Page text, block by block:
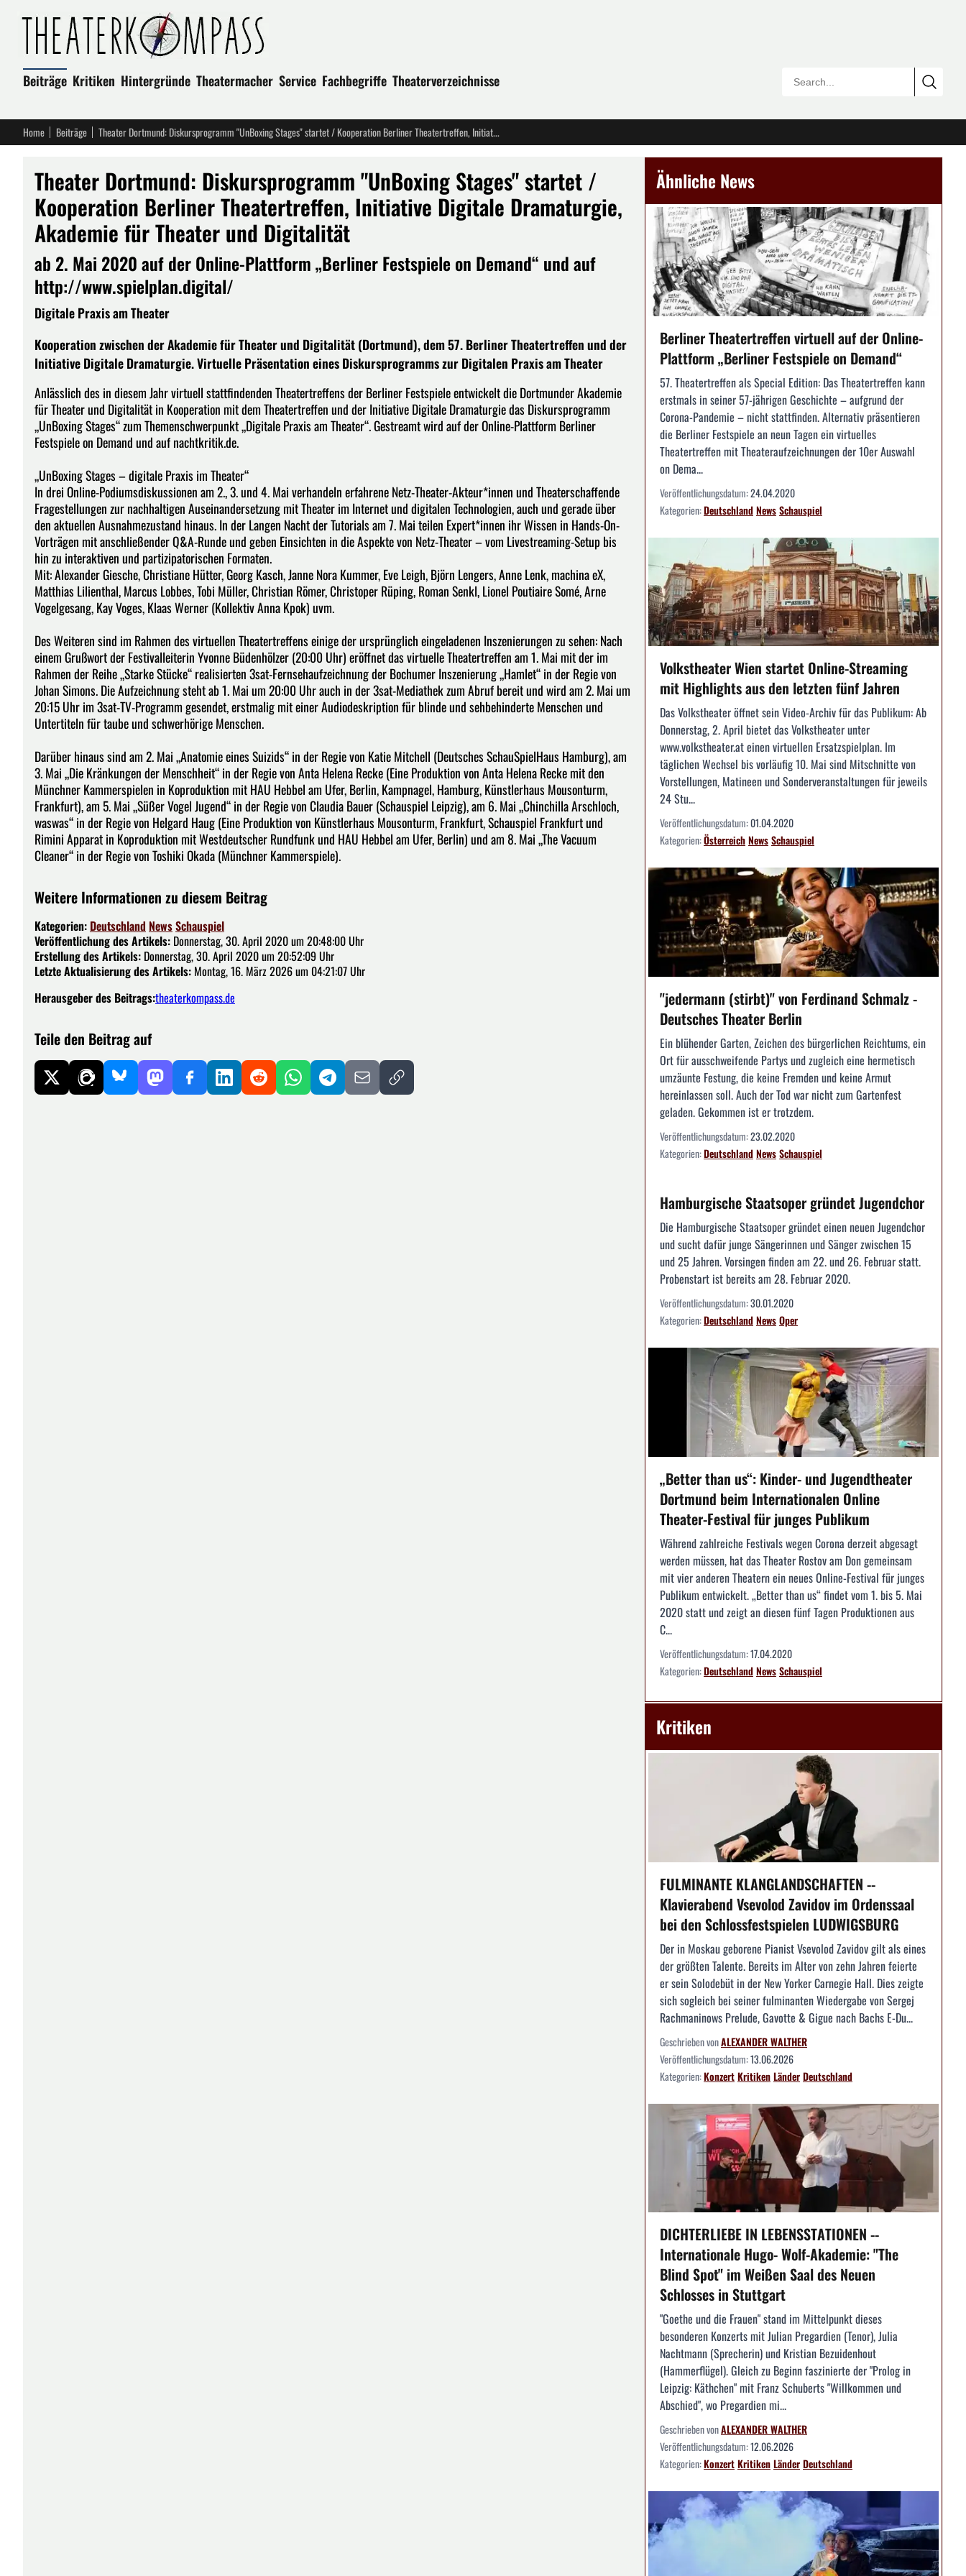
Beiträge Kritiken Hintergründe Theatermacher Service Fachbegriffe Theaterverzeichnisse
Home Beiträge Theater Dortmund: Diskursprogramm "UnBoxing Stages" startet / Kooperation Berliner Theatertreffen, Initiative Digitale Dramaturgie, Akademie für Theater und Digitalität
Theater Dortmund: Diskursprogramm "UnBoxing Stages" startet /
Kooperation Berliner Theatertreffen, Initiative Digitale Dramaturgie,
Akademie für Theater und Digitalität
ab 2. Mai 2020 auf der Online-Plattform „Berliner Festspiele on Demand“ und auf
http://www.spielplan.digital/
Digitale Praxis am Theater
Kooperation zwischen der Akademie für Theater und Digitalität (Dortmund), dem 57. Berliner Theatertreffen und der
Initiative Digitale Dramaturgie. Virtuelle Präsentation eines Diskursprogramms zur Digitalen Praxis am Theater
Anlässlich des in diesem Jahr virtuell stattfindenden Theatertreffens der Berliner Festspiele entwickelt die Dortmunder Akademie
für Theater und Digitalität in Kooperation mit dem Theatertreffen und der Initiative Digitale Dramaturgie das Diskursprogramm
„UnBoxing Stages“ zum Themenschwerpunkt „Digitale Praxis am Theater“. Gestreamt wird auf der Online-Plattform Berliner
Festspiele on Demand und auf nachtkritik.de.
„UnBoxing Stages – digitale Praxis im Theater“
In drei Online-Podiumsdiskussionen am 2., 3. und 4. Mai verhandeln erfahrene Netz-Theater-Akteur*innen und Theaterschaffende
Fragestellungen zur nachhaltigen Auseinandersetzung mit Theater im Internet und digitalen Technologien, auch und gerade über
den aktuellen Ausnahmezustand hinaus. In der Langen Nacht der Tutorials am 7. Mai teilen Expert*innen ihr Wissen in Hands-On-
Vorträgen mit anschließender Q&A-Runde und geben Einsichten in die Aspekte von Netz-Theater – vom Livestreaming-Setup bis
hin zu interaktiven und partizipatorischen Formaten.
Mit: Alexander Giesche, Christiane Hütter, Georg Kasch, Janne Nora Kummer, Eve Leigh, Björn Lengers, Anne Lenk, machina eX,
Matthias Lilienthal, Marcus Lobbes, Tobi Müller, Christian Römer, Christoper Rüping, Roman Senkl, Lionel Poutiaire Somé, Arne
Vogelgesang, Kay Voges, Klaas Werner (Kollektiv Anna Kpok) uvm.
Des Weiteren sind im Rahmen des virtuellen Theatertreffens einige der ursprünglich eingeladenen Inszenierungen zu sehen: Nach
einem Grußwort der Festivalleiterin Yvonne Büdenhölzer (20:00 Uhr) eröffnet das virtuelle Theatertreffen am 1. Mai mit der im
Rahmen der Reihe „Starke Stücke“ realisierten 3sat-Fernsehaufzeichnung der Bochumer Inszenierung „Hamlet“ in der Regie von
Johan Simons. Die Aufzeichnung steht ab 1. Mai um 20:00 Uhr auch in der 3sat-Mediathek zum Abruf bereit und wird am 2. Mai um
20:15 Uhr im 3sat-TV-Programm gesendet, erstmalig mit einer Audiodeskription für blinde und sehbehinderte Menschen und
Untertiteln für taube und schwerhörige Menschen.
Darüber hinaus sind am 2. Mai „Anatomie eines Suizids“ in der Regie von Katie Mitchell (Deutsches SchauSpielHaus Hamburg), am
3. Mai „Die Kränkungen der Menschheit“ in der Regie von Anta Helena Recke (Eine Produktion von Anta Helena Recke mit den
Münchner Kammerspielen in Koproduktion mit HAU Hebbel am Ufer, Berlin, Kampnagel, Hamburg, Künstlerhaus Mousonturm,
Frankfurt), am 5. Mai „Süßer Vogel Jugend“ in der Regie von Claudia Bauer (Schauspiel Leipzig), am 6. Mai „Chinchilla Arschloch,
waswas“ in der Regie von Helgard Haug (Eine Produktion von Künstlerhaus Mousonturm, Frankfurt, Schauspiel Frankfurt und
Rimini Apparat in Koproduktion mit Westdeutscher Rundfunk und HAU Hebbel am Ufer, Berlin) und am 8. Mai „The Vacuum
Cleaner“ in der Regie von Toshiki Okada (Münchner Kammerspiele).
Weitere Informationen zu diesem Beitrag
Kategorien: Deutschland NewsSchauspiel
Veröffentlichung des Artikels: Donnerstag, 30. April 2020 um 20:48:00 Uhr
Erstellung des Artikels: Donnerstag, 30. April 2020 um 20:52:09 Uhr
Letzte Aktualisierung des Artikels: Montag, 16. März 2026 um 04:21:07 Uhr
Herausgeber des Beitrags:theaterkompass.de
Teile den Beitrag auf
Ähnliche News
Berliner Theatertreffen virtuell auf der Online-
Plattform „Berliner Festspiele on Demand“
57. Theatertreffen als Special Edition: Das Theatertreffen kann
erstmals in seiner 57-jährigen Geschichte – aufgrund der
Corona-Pandemie – nicht stattfinden. Alternativ präsentieren
die Berliner Festspiele an neun Tagen ein virtuelles
Theatertreffen mit Theateraufzeichnungen der 10er Auswahl
on Dema...
Veröffentlichungsdatum:24.04.2020
Kategorien:DeutschlandNewsSchauspiel
Volkstheater Wien startet Online-Streaming
mit Highlights aus den letzten fünf Jahren
Das Volkstheater öffnet sein Video-Archiv für das Publikum: Ab
Donnerstag, 2. April bietet das Volkstheater unter
www.volkstheater.at einen virtuellen Ersatzspielplan. Im
täglichen Wechsel bis vorläufig 10. Mai sind Mitschnitte von
Vorstellungen, Matineen und Sonderveranstaltungen für jeweils
24 Stu...
Veröffentlichungsdatum:01.04.2020
Kategorien:ÖsterreichNewsSchauspiel
"jedermann (stirbt)" von Ferdinand Schmalz -
Deutsches Theater Berlin
Ein blühender Garten, Zeichen des bürgerlichen Reichtums, ein
Ort für ausschweifende Partys und zugleich eine hermetisch
umzäunte Festung, die keine Fremden und keine Armut
hereinlassen soll. Auch der Tod war nicht zum Gartenfest
geladen. Gekommen ist er trotzdem.
Veröffentlichungsdatum:23.02.2020
Kategorien:DeutschlandNewsSchauspiel
Hamburgische Staatsoper gründet Jugendchor
Die Hamburgische Staatsoper gründet einen neuen Jugendchor
und sucht dafür junge Sängerinnen und Sänger zwischen 15
und 25 Jahren. Vorsingen finden am 22. und 26. Februar statt.
Probenstart ist bereits am 28. Februar 2020.
Veröffentlichungsdatum:30.01.2020
Kategorien:DeutschlandNewsOper
„Better than us“: Kinder- und Jugendtheater
Dortmund beim Internationalen Online
Theater-Festival für junges Publikum
Während zahlreiche Festivals wegen Corona derzeit abgesagt
werden müssen, hat das Theater Rostov am Don gemeinsam
mit vier anderen Theatern ein neues Online-Festival für junges
Publikum entwickelt. „Better than us“ findet vom 1. bis 5. Mai
2020 statt und zeigt an diesen fünf Tagen Produktionen aus
C...
Veröffentlichungsdatum:17.04.2020
Kategorien:DeutschlandNewsSchauspiel
Kritiken
FULMINANTE KLANGLANDSCHAFTEN --
Klavierabend Vsevolod Zavidov im Ordenssaal
bei den Schlossfestspielen LUDWIGSBURG
Der in Moskau geborene Pianist Vsevolod Zavidov gilt als eines
der größten Talente. Bereits im Alter von zehn Jahren feierte
er sein Solodebüt in der New Yorker Carnegie Hall. Dies zeigte
sich sogleich bei seiner fulminanten Wiedergabe von Sergej
Rachmaninows Prelude, Gavotte & Gigue nach Bachs E-Du...
Geschrieben vonALEXANDER WALTHER
Veröffentlichungsdatum:13.06.2026
Kategorien:KonzertKritikenLänderDeutschland
DICHTERLIEBE IN LEBENSSTATIONEN --
Internationale Hugo- Wolf-Akademie: "The
Blind Spot" im Weißen Saal des Neuen
Schlosses in Stuttgart
"Goethe und die Frauen" stand im Mittelpunkt dieses
besonderen Konzerts mit Julian Pregardien (Tenor), Julia
Nachtmann (Sprecherin) und Kristian Bezuidenhout
(Hammerflügel). Gleich zu Beginn faszinierte der "Prolog in
Leipzig: Käthchen" mit Franz Schuberts "Willkommen und
Abschied", wo Pregardien mi...
Geschrieben vonALEXANDER WALTHER
Veröffentlichungsdatum:12.06.2026
Kategorien:KonzertKritikenLänderDeutschland